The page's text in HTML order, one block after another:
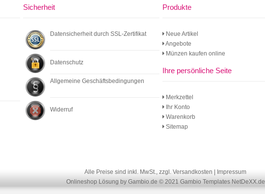
Sicherheit
Datensicherheit durch SSL-Zertifikat
Datenschutz
Allgemeine Geschäftsbedingungen
Widerruf
Produkte
Neue Artikel
Angebote
Münzen kaufen online
Ihre persönliche Seite
Merkzettel
Ihr Konto
Warenkorb
Sitemap
Alle Preise sind inkl. MwSt., zzgl. Versandkosten
Impressum
Onlineshop Lösung by Gambio.de © 2021 Gambio Templates NetDeXX.de